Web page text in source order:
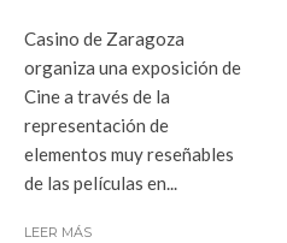
Casino de Zaragoza
organiza una exposición de
Cine a través de la
representación de
elementos muy reseñables
de las películas en...
LEER MÁS